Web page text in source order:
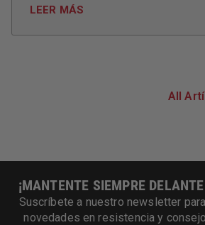
LEER MÁS
All
¡MANTENTE SIEMPRE
Suscríbete a nuestro newsletter
novedades en resistencia y